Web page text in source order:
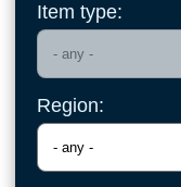
Item type:
Region: